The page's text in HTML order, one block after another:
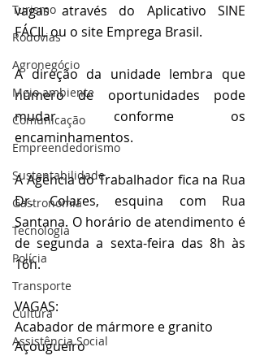
Turismo
Rodovias
Agronegócio
Meio ambiente
Comunicação
Empreendedorismo
Sustentabilidade
Gastronomia
Tecnologia
Polícia
Transporte
Cultura
Assistência Social
vagas através do Aplicativo SINE
FÁCIL ou o site Emprega Brasil.
A direção da unidade lembra que
número de oportunidades pode
mudar conforme os
encaminhamentos.
A Agência do Trabalhador fica na Rua
Dr. Colares, esquina com Rua
Santana. O horário de atendimento é
de segunda a sexta-feira das 8h às
16h.
VAGAS:
Acabador de mármore e granito
Açougueiro